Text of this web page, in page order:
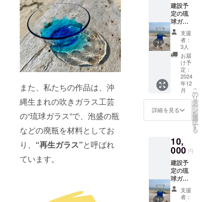
また、私たちの作品は、沖
縄生まれの吹きガラス工芸
の“琉球ガラス”で、泡盛の瓶
などの廃瓶を材料としてお
り、 “再生ガラス”と呼ばれ
ています。
建設予
定の琉
球ガラ
ス工房
にて、
琉球ガ
ラスつ
くり体
験 1名
様分 ※
体験は
ご本人
様でな
くても
ご利用
いただ
す。
〈日
時〉24
年12月
以降
〈開催
場所〉
沖縄県
支援
者：
3人
お届
け予
定：
2024
年12
月
詳細を見る
こ
の
リ
タ
ー
ン
を
選
択
す
る
10,
000 円
建設予
定の琉
球ガラ
ス工房
にて、
支援
者：